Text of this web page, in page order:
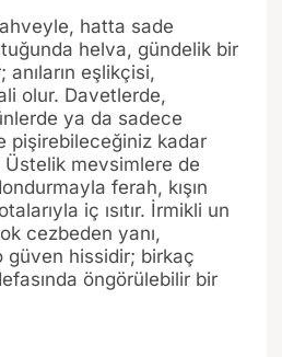
hatta sade
helva, gündelik bir
anıların eşlikçisi,
olur. Davetlerde,
ya da sadece
pişirebileceğiniz kadar
mevsimlere de
ferah, kışın
iç ısıtır. İrmikli un
cezbeden yanı,
güven hissidir; birkaç
öngörülebilir bir